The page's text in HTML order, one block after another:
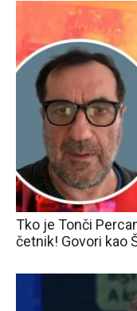
Tko je Tonči
četnik! Govori kao